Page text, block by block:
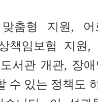
춤형 지원, 어
책임보험 지원,
서관 개관, 장
수 있는 정책도